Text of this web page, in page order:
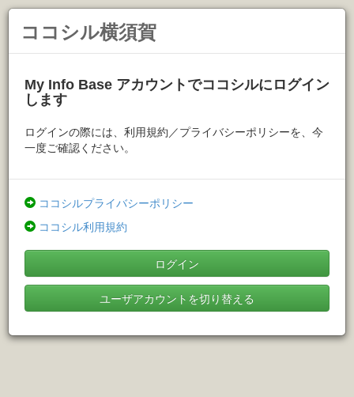
ココシル横須賀
My Info Base アカウントでココシルにログイン
します
ログインの際には、利用規約／プライバシーポリシーを、今
一度ご確認ください。
ココシルプライバシーポリシー
ココシル利用規約
ログイン
ユーザアカウントを切り替える